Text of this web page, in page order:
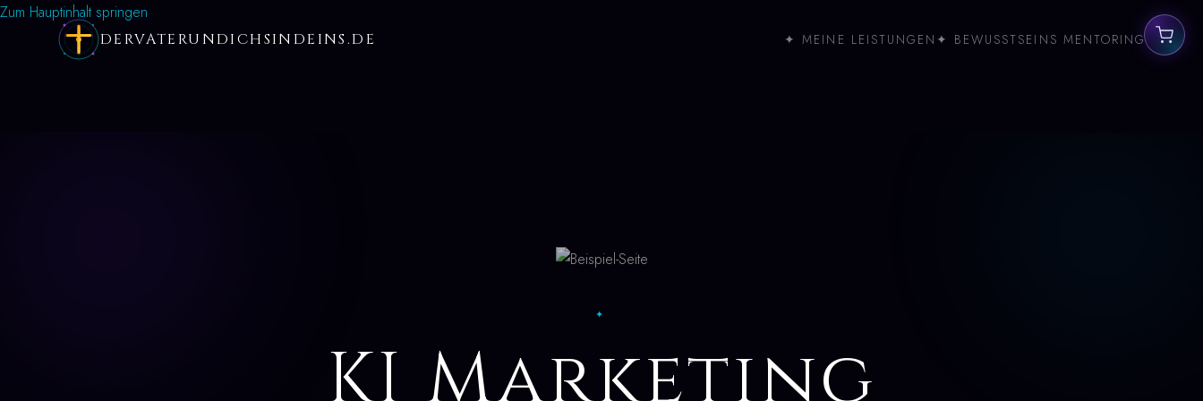
Zum Hauptinhalt springen
DERVATERUNDICHSINDEINS.DE ✦ MEINE LEISTUNGEN ✦ BEWUSSTSEINS MENTORING
✦
KI Marketing